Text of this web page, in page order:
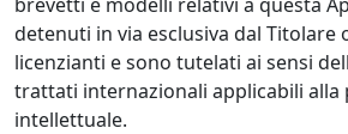
detenuti in via esclusiva dal Titolare
licenzianti e sono tutelati ai sensi
trattati internazionali applicabili alla
intellettuale.